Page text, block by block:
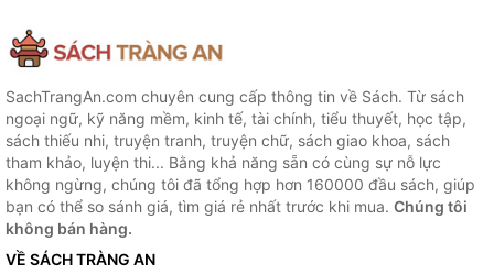
SachTrangAn.com chuyên cung cấp thông tin về Sách. Từ sách
ngoại ngữ, kỹ năng mềm, kinh tế, tài chính, tiểu thuyết, học tập,
sách thiếu nhi, truyện tranh, truyện chữ, sách giao khoa, sách
tham khảo, luyện thi... Bằng khả năng sẵn có cùng sự nỗ lực
không ngừng, chúng tôi đã tổng hợp hơn 160000 đầu sách, giúp
bạn có thể so sánh giá, tìm giá rẻ nhất trước khi mua. Chúng tôi
không bán hàng.
VỀ SÁCH TRÀNG AN